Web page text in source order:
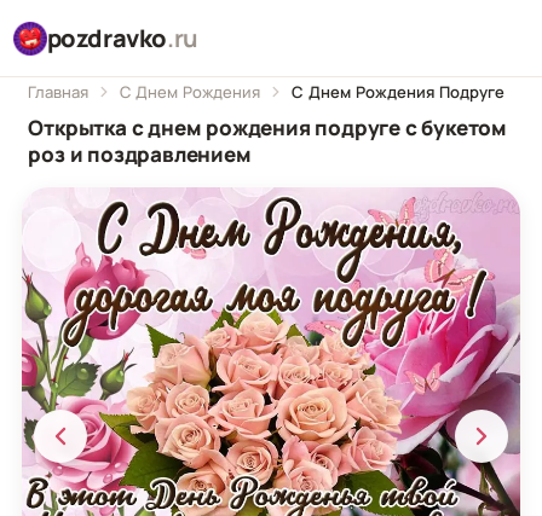
pozdravko.ru
Главная С Днем Рождения С Днем Рождения Подруге
Открытка с днем рождения подруге с букетом
роз и поздравлением